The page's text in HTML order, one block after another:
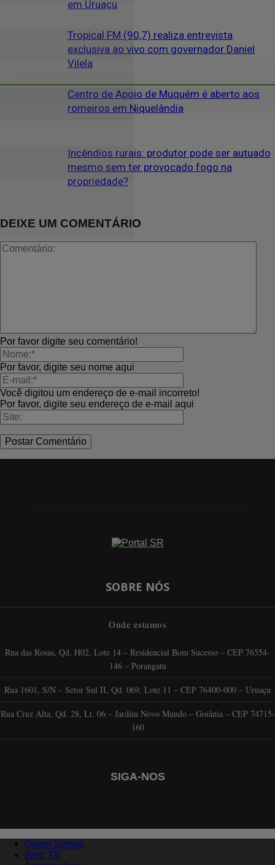
em Uruaçu
Tropical FM (90,7) realiza entrevista
exclusiva ao vivo com governador Daniel
Vilela
Centro de Apoio de Muquém é aberto aos
romeiros em Niquelândia
Incêndios rurais: produtor pode ser autuado
mesmo sem ter provocado fogo na
propriedade?
DEIXE UM COMENTÁRIO
Por favor digite seu comentário!
Por favor, digite seu nome aqui
Você digitou um endereço de e-mail incorreto!
Por favor, digite seu endereço de e-mail aqui
SOBRE NÓS
Onde estamos
Rua das Rosas, Qd. H02, Lote 14 – Residencial Bom Sucesso – CEP 76554-
146 – Porangatu
Rua 1601, S/N – Setor Sul II, Qd. 069, Lote 11 – CEP 76400-000 – Uruaçu
Rua Cruz Alta, Qd. 28, Lt. 06 – Jardim Novo Mundo – Goiânia – CEP 74715-
160
SIGA-NOS
Quem Somos
Web TV